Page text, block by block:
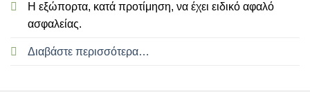
Η εξώπορτα, κατά προτίμηση, να έχει ειδικό αφαλό
ασφαλείας.
Διαβάστε περισσότερα…